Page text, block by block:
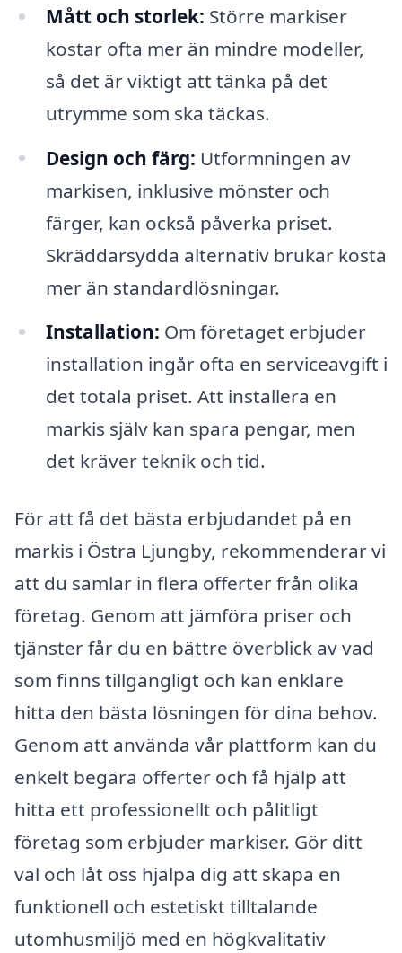
Mått och storlek: Större markiser
kostar ofta mer än mindre modeller,
så det är viktigt att tänka på det
utrymme som ska täckas.
Design och färg: Utformningen av
markisen, inklusive mönster och
färger, kan också påverka priset.
Skräddarsydda alternativ brukar kosta
mer än standardlösningar.
Installation: Om företaget erbjuder
installation ingår ofta en serviceavgift i
det totala priset. Att installera en
markis själv kan spara pengar, men
det kräver teknik och tid.
För att få det bästa erbjudandet på en
markis i Östra Ljungby, rekommenderar vi
att du samlar in flera offerter från olika
företag. Genom att jämföra priser och
tjänster får du en bättre överblick av vad
som finns tillgängligt och kan enklare
hitta den bästa lösningen för dina behov.
Genom att använda vår plattform kan du
enkelt begära offerter och få hjälp att
hitta ett professionellt och pålitligt
företag som erbjuder markiser. Gör ditt
val och låt oss hjälpa dig att skapa en
funktionell och estetiskt tilltalande
utomhusmiljö med en högkvalitativ